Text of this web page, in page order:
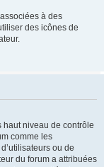
à des
des icônes de
haut niveau de contrôle
comme les
ou de
du forum a attribuées